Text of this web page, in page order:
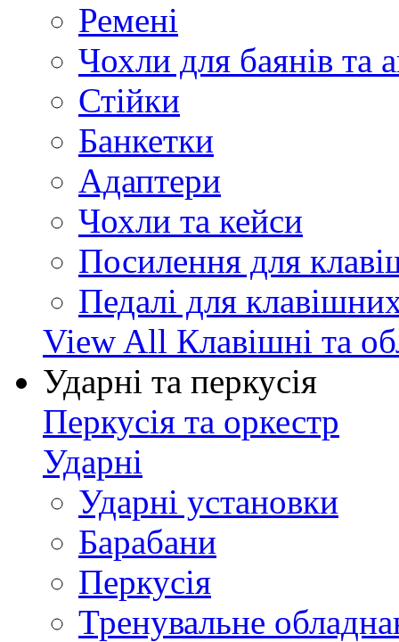
Ремені
Чохли для баянів та
Стійки
Банкетки
Адаптери
Чохли та кейси
Посилення для
Педалі для
View All Клавішні та
Ударні та перкусія
Перкусія та оркестр
Ударні
Ударні установки
Барабани
Перкусія
Тренувальне